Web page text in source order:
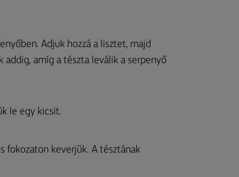
Adjuk hozzá a lisztet, majd
addig, amíg a tészta leválik a serpenyő
le egy kicsit.
fokozaton keverjük. A tésztának